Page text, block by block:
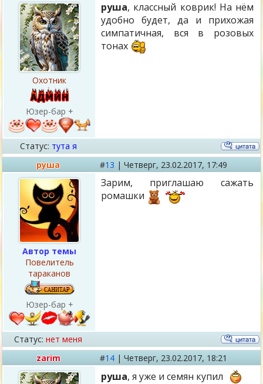
Охотник
Юзер-бар +
руша, классный коврик! На нём
удобно будет, да и прихожая
симпатичная, вся в розовых
тонах
Статус: тута я
руша
#13 | Четверг, 23.02.2017, 17:49
Автор темы
Повелитель
тараканов
Юзер-бар +
Зарим, приглашаю сажать
ромашки
Статус: нет меня
zarim
#14 | Четверг, 23.02.2017, 18:21
руша, я уже и семян купил